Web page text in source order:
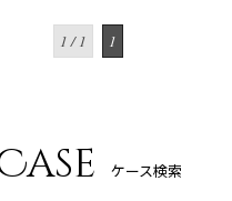
1 / 1 1
ケース検索